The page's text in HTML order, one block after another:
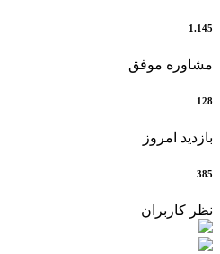
1.145
مشاوره موفق
128
بازدید امروز
385
نظر کاربران